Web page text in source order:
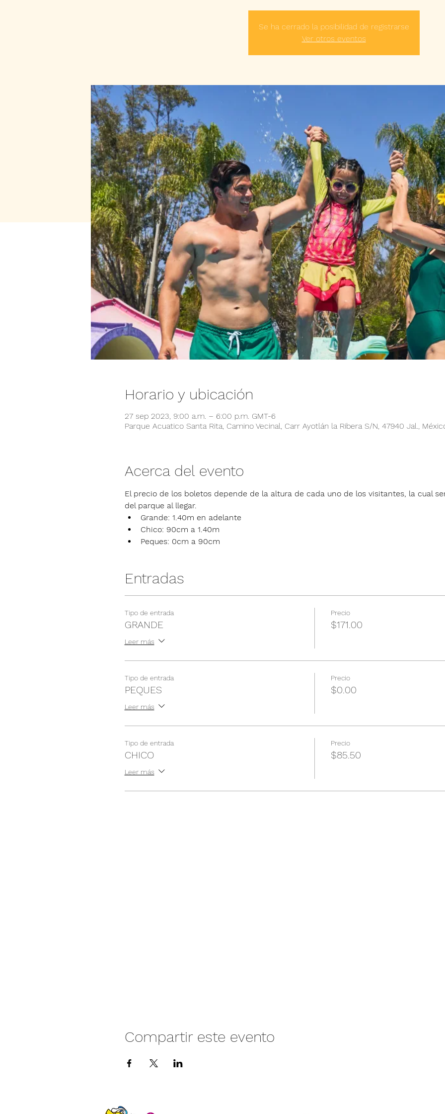
Se ha cerrado la posibilidad de registrarse
Ver otros eventos
Horario y ubicación
27 sep 2023, 9:00 a.m. – 6:00 p.m. GMT-6
Parque Acuatico Santa Rita, Camino Vecinal, Carr Ayotlán la Ribera S/N, 47940 Jal.,
Acerca del evento
El precio de los boletos depende de la altura de cada uno de los visitantes, la cual
del parque al llegar.
Grande: 1.40m en adelante
Chico: 90cm a 1.40m
Peques: 0cm a 90cm
Entradas
Tipo de entrada
GRANDE
Leer más
Precio
$171.00
Tipo de entrada
PEQUES
Leer más
Precio
$0.00
Tipo de entrada
CHICO
Leer más
Precio
$85.50
Compartir este evento